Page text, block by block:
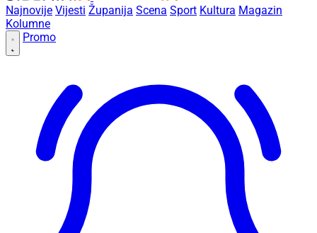
Najnovije Vijesti Županija Scena Sport Kultura Magazin
Kolumne
Promo